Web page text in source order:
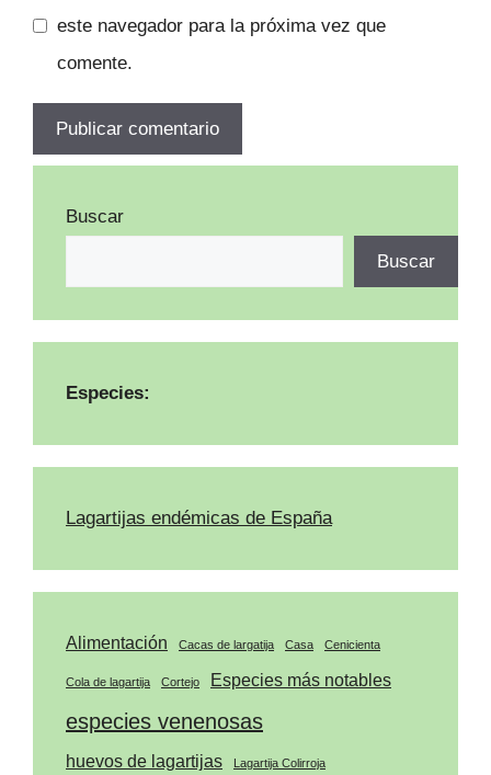
este navegador para la próxima vez que
comente.
Buscar
Buscar
Especies:
Lagartijas endémicas de España
Alimentación Cacas de largatija Casa Cenicienta
Cola de lagartija Cortejo Especies más notables
especies venenosas
huevos de lagartijas Lagartija Colirroja